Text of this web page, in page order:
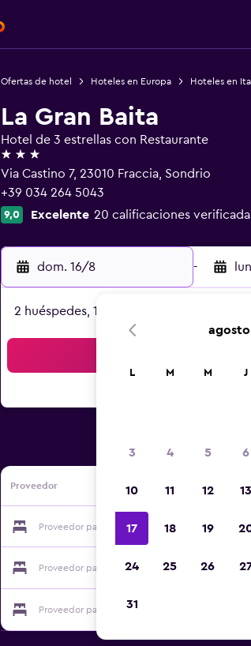
Ofertas de hotel Hoteles en Europa Hoteles en
La Gran Baita
Hotel de 3 estrellas con Restaurante
3 estrellas
Via Castino 7, 23010 Fraccia, Sondrio
+39 034 264 5043
9,0 Excelente 20 calificaciones
dom. 16/8 -
2 huéspedes, 1 habitación
Proveedor
Proveedor para La Gran Baita
Proveedor para La Gran Baita
Proveedor para La Gran Baita
L M M J
3 4 5 6
10 11 12 13
17 18 19
24 25 26
31